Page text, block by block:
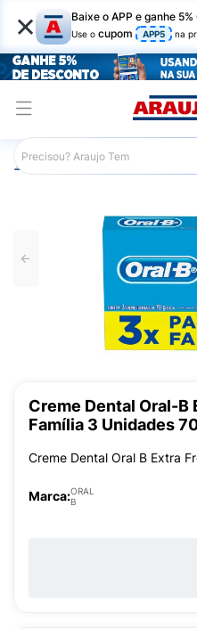
× Baixe o APP e ganhe 5%
Use o cupom APP5 na
Araujo Higiene Pessoal
Creme Dental Oral-B
Família 3 Unidades
Creme Dental Oral B Extra
Marca:ORAL
B